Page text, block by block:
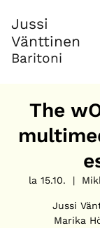
Jussi
Vänttinen
Baritoni
The
la 15.10.
  |
Jussi
Marika